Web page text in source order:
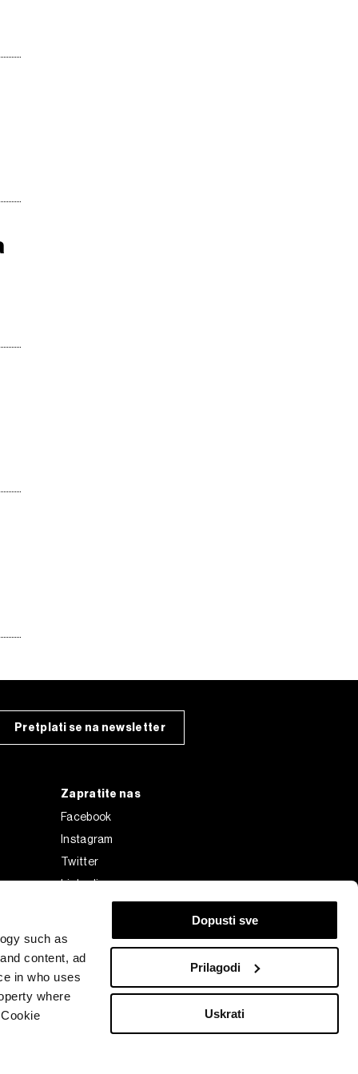
such as
content, ad
in who uses
where
Dopusti sve
Prilagodi
Uskrati
Pretplati se na newsletter
Zapratite nas
Facebook
Instagram
Twitter
Linkedin